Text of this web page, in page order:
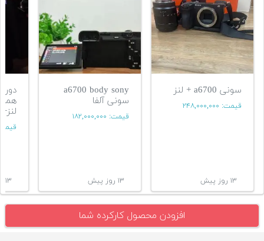
سونی a6700 + لنز
قیمت: ۲۴۸,۰۰۰,۰۰۰
۱۳ روز پیش
a6700 body sony
سونی آلفا
قیمت: ۱۸۲,۰۰۰,۰۰۰
۱۳ روز پیش ۱۳ روز پیش
افزودن محصول کارکرده شما